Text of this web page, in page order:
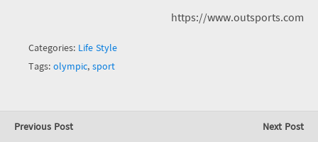
https://www.outsports.com
Categories: Life Style
Tags:olympic,sport
Previous Post
Next Post